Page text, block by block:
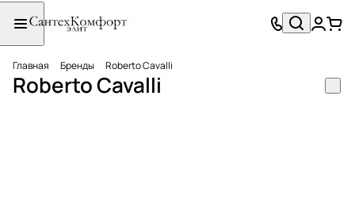
Главная Бренды Roberto Cavalli
Roberto Cavalli